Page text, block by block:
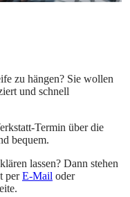
zu hängen? Sie wollen
und schnell
Termin über die
bequem.
lassen? Dann stehen
perE-Mail oder